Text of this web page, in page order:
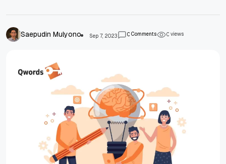
Saepudin Mulyono Sep 7, 2023 0Comments 0views